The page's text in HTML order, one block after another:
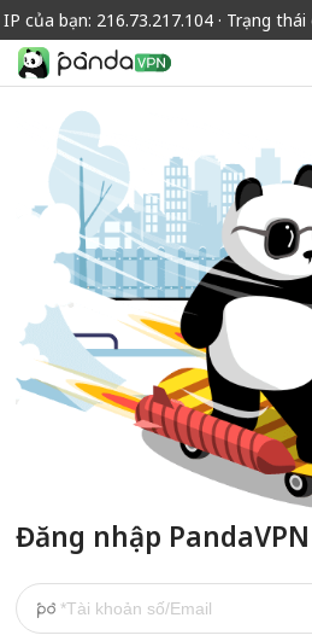
IP của bạn: 216.73.217.104 · Trạng thái
Đăng nhập PandaVPN